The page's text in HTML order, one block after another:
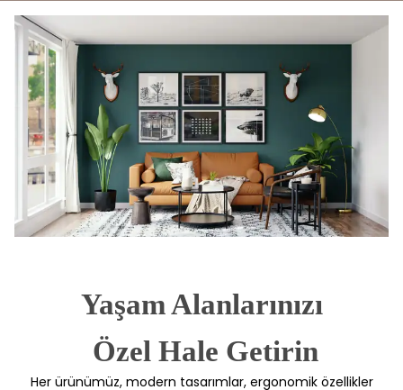
Yaşam Alanlarınızı
Özel Hale Getirin
Her ürünümüz, modern tasarımlar, ergonomik özellikler